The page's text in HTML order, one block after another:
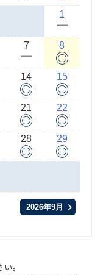
1
ー
7
ー
8
◎
14
◎
15
◎
21
◎
22
◎
28
◎
29
◎
2026年9月
。